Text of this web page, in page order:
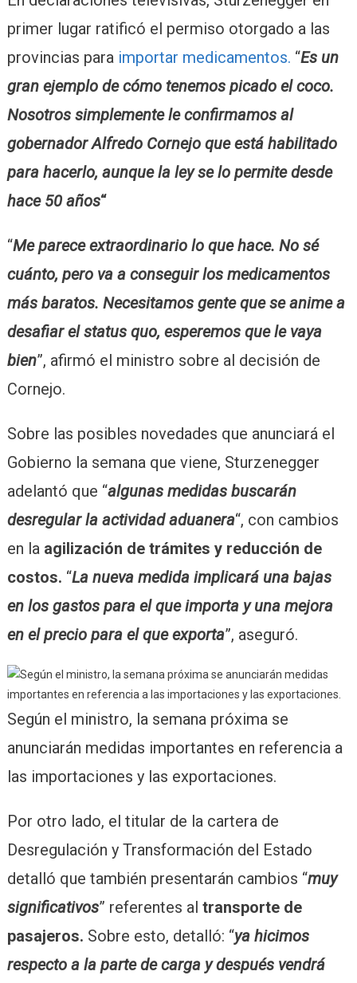
primer lugar ratificó el permiso otorgado a las
provincias para importar medicamentos. “Es un
gran ejemplo de cómo tenemos picado el coco.
Nosotros simplemente le confirmamos al
gobernador Alfredo Cornejo que está habilitado
para hacerlo, aunque la ley se lo permite desde
hace 50 años“
“Me parece extraordinario lo que hace. No sé
cuánto, pero va a conseguir los medicamentos
más baratos. Necesitamos gente que se anime a
desafiar el status quo, esperemos que le vaya
bien”, afirmó el ministro sobre al decisión de
Cornejo.
Sobre las posibles novedades que anunciará el
Gobierno la semana que viene, Sturzenegger
adelantó que “algunas medidas buscarán
desregular la actividad aduanera“, con cambios
en la agilización de trámites y reducción de
costos. “La nueva medida implicará una bajas
en los gastos para el que importa y una mejora
en el precio para el que exporta”, aseguró.
Según el ministro, la semana próxima se
anunciarán medidas importantes en referencia a
las importaciones y las exportaciones.
Por otro lado, el titular de la cartera de
Desregulación y Transformación del Estado
detalló que también presentarán cambios “muy
significativos” referentes al transporte de
pasajeros. Sobre esto, detalló: “ya hicimos
respecto a la parte de carga y después vendrá